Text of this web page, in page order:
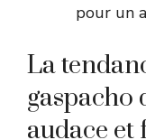
pour un
La
gaspacho
audace et